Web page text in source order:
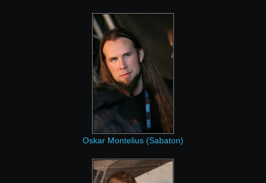
Oskar Montelius (Sabaton)